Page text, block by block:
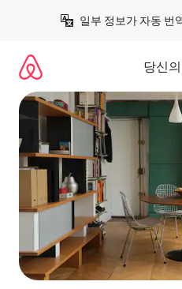
일부 정보가 자동 번
당신